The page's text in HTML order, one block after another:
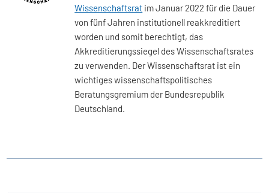
Wissenschaftsrat im Januar 2022 für die Dauer
von fünf Jahren institutionell reakkreditiert
worden und somit berechtigt, das
Akkreditierungssiegel des Wissenschaftsrates
zu verwenden. Der Wissenschaftsrat ist ein
wichtiges wissenschaftspolitisches
Beratungsgremium der Bundesrepublik
Deutschland.